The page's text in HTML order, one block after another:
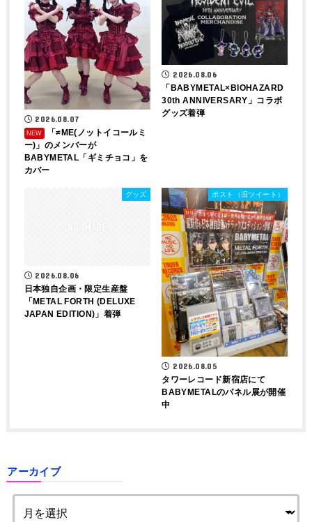
2026.08.07
「≠ME(ノットイコールミ
ー)」のメンバーが
BABYMETAL「ギミチョコ」を
カバー
2026.08.06
「BABYMETAL×BIOHAZARD
30th ANNIVERSARY」コラボ
グッズ着弾
グッズ
2026.08.06
日本独自企画・限定生産盤
「METAL FORTH (DELUXE
JAPAN EDITION)」着弾
ポスト（旧ツイート）
2026.08.05
タワーレコード新宿店にて
BABYMETALのパネル展が開催
中
アーカイブ